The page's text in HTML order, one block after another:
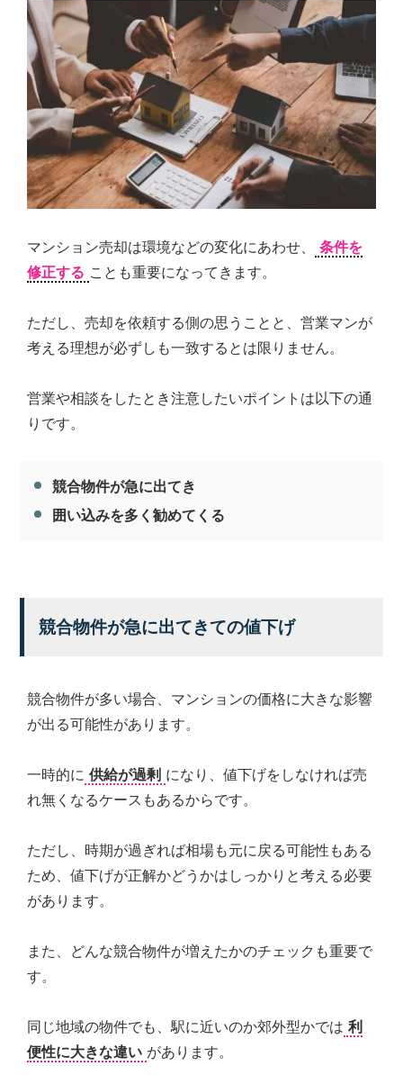
マンション売却は環境などの変化にあわせ、
条件を
修正する ことも重要になってきます。
ただし、売却を依頼する側の思うことと、営業マンが
考える理想が必ずしも一致するとは限りません。
営業や相談をしたとき注意したいポイントは以下の通
りです。
競合物件が急に出てき
囲い込みを多く勧めてくる
競合物件が急に出てきての値下げ
競合物件が多い場合、マンションの価格に大きな影響
が出る可能性があります。
一時的に 供給が過剰 になり、値下げをしなければ売
れ無くなるケースもあるからです。
ただし、時期が過ぎれば相場も元に戻る可能性もある
ため、値下げが正解かどうかはしっかりと考える必要
があります。
また、どんな競合物件が増えたかのチェックも重要で
す。
同じ地域の物件でも、駅に近いのか郊外型かでは 利
便性に大きな違い があります。